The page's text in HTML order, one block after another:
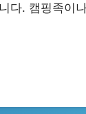
다. 캠핑족이